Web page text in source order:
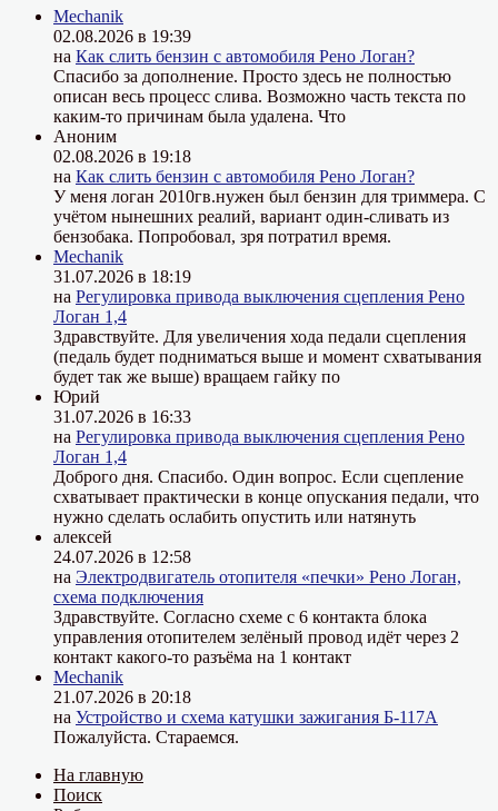
Mechanik
02.08.2026 в 19:39
на Как слить бензин с автомобиля Рено Логан?
Спасибо за дополнение. Просто здесь не полностью
описан весь процесс слива. Возможно часть текста по
каким-то причинам была удалена. Что
Аноним
02.08.2026 в 19:18
на Как слить бензин с автомобиля Рено Логан?
У меня логан 2010гв.нужен был бензин для триммера. С
учётом нынешних реалий, вариант один-сливать из
бензобака. Попробовал, зря потратил время.
Mechanik
31.07.2026 в 18:19
на Регулировка привода выключения сцепления Рено
Логан 1,4
Здравствуйте. Для увеличения хода педали сцепления
(педаль будет подниматься выше и момент схватывания
будет так же выше) вращаем гайку по
Юрий
31.07.2026 в 16:33
на Регулировка привода выключения сцепления Рено
Логан 1,4
Доброго дня. Спасибо. Один вопрос. Если сцепление
схватывает практически в конце опускания педали, что
нужно сделать ослабить опустить или натянуть
алексей
24.07.2026 в 12:58
на Электродвигатель отопителя «печки» Рено Логан,
схема подключения
Здравствуйте. Согласно схеме с 6 контакта блока
управления отопителем зелёный провод идёт через 2
контакт какого-то разъёма на 1 контакт
Mechanik
21.07.2026 в 20:18
на Устройство и схема катушки зажигания Б-117А
Пожалуйста. Стараемся.
На главную
Поиск